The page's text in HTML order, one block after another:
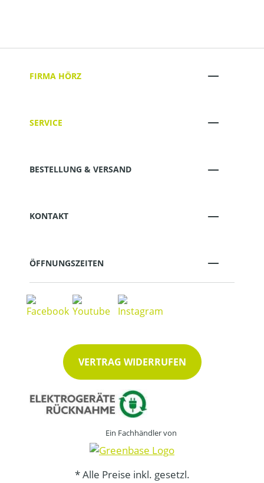
FIRMA HÖRZ
SERVICE
BESTELLUNG & VERSAND
KONTAKT
ÖFFNUNGSZEITEN
VERTRAG WIDERRUFEN
Ein Fachhändler von
* Alle Preise inkl. gesetzl.